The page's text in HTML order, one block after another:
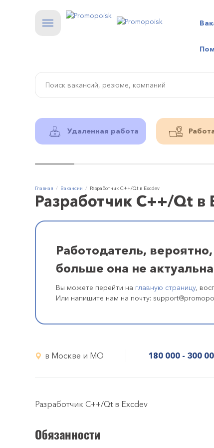
Удаленная работа
Главная Вакансии Разработчик C++/Qt в Excdev
Разработчик C++/Qt в
Работодатель,
больше она не
Вы можете перейти на главную страницу,
Или напишите нам на почту:
в Москве и МО 180 000 - 300
Разработчик C++/Qt в Excdev
Обязанности